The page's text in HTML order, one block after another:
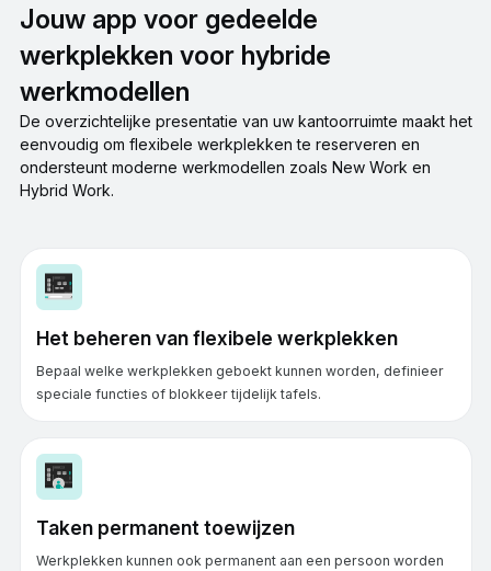
Jouw app voor gedeelde
werkplekken voor hybride
werkmodellen
De overzichtelijke presentatie van uw kantoorruimte maakt het
eenvoudig om flexibele werkplekken te reserveren en
ondersteunt moderne werkmodellen zoals New Work en
Hybrid Work.
Het beheren van flexibele werkplekken
Bepaal welke werkplekken geboekt kunnen worden, definieer
speciale functies of blokkeer tijdelijk tafels.
Taken permanent toewijzen
Werkplekken kunnen ook permanent aan een persoon worden